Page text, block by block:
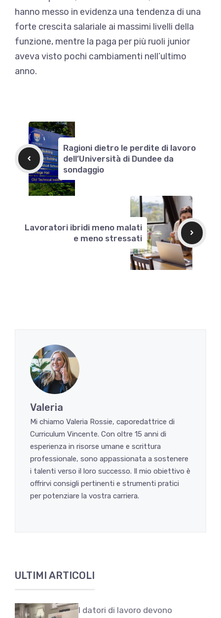
hanno messo in evidenza una tendenza di una
forte crescita salariale ai massimi livelli della
funzione, mentre la paga per più ruoli junior
aveva visto pochi cambiamenti nell’ultimo
anno.
Ragioni dietro le perdite di lavoro
dell’Università di Dundee da
sondaggio
Lavoratori ibridi meno malati
e meno stressati
Valeria
Mi chiamo Valeria Rossie, caporedattrice di
Curriculum Vincente. Con oltre 15 anni di
esperienza in risorse umane e scrittura
professionale, sono appassionata a sostenere
i talenti verso il loro successo. Il mio obiettivo è
offrirvi consigli pertinenti e strumenti pratici
per potenziare la vostra carriera.
ULTIMI ARTICOLI
I datori di lavoro devono